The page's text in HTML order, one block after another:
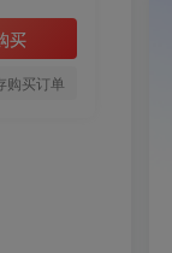
买
购买订单